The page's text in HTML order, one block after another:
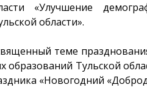
«Улучшение
области».
теме
образований Тульской
«Новогодний